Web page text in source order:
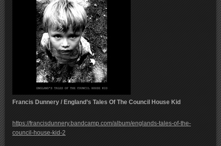
Francis Dunnery / England’s Tales Of The Council House Kid
https://francisdunnery.bandcamp.com/album/englands-tales-of-the-
council-house-kid-2